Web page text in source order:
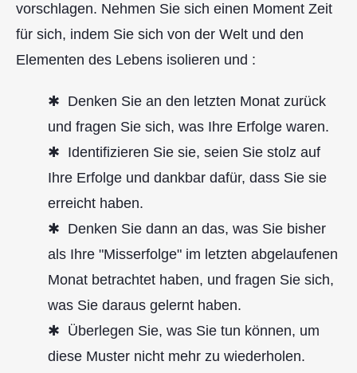
vorschlagen. Nehmen Sie sich einen Moment Zeit
für sich, indem Sie sich von der Welt und den
Elementen des Lebens isolieren und :
Denken Sie an den letzten Monat zurück
und fragen Sie sich, was Ihre Erfolge waren.
Identifizieren Sie sie, seien Sie stolz auf
Ihre Erfolge und dankbar dafür, dass Sie sie
erreicht haben.
Denken Sie dann an das, was Sie bisher
als Ihre "Misserfolge" im letzten abgelaufenen
Monat betrachtet haben, und fragen Sie sich,
was Sie daraus gelernt haben.
Überlegen Sie, was Sie tun können, um
diese Muster nicht mehr zu wiederholen.